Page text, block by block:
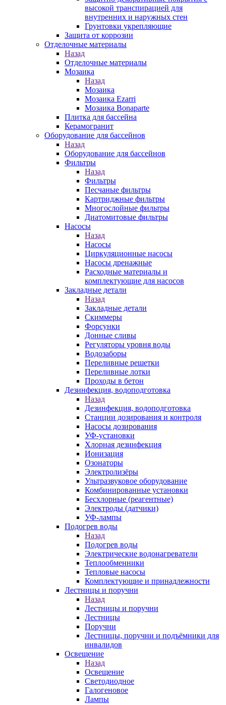
высокой транспирацией для
внутренних и наружных стен
Грунтовки укрепляющие
Защита от коррозии
Отделочные материалы
Назад
Отделочные материалы
Мозаика
Назад
Мозаика
Мозаика Ezarri
Мозаика Bonaparte
Плитка для бассейна
Керамогранит
Оборудование для бассейнов
Назад
Оборудование для бассейнов
Фильтры
Назад
Фильтры
Песчаные фильтры
Картриджные фильтры
Многослойные фильтры
Диатомитовые фильтры
Насосы
Назад
Насосы
Циркуляционные насосы
Насосы дренажные
Расходные материалы и
комплектующие для насосов
Закладные детали
Назад
Закладные детали
Скиммеры
Форсунки
Донные сливы
Регуляторы уровня воды
Водозаборы
Переливные решетки
Переливные лотки
Проходы в бетон
Дезинфекция, водоподготовка
Назад
Дезинфекция, водоподготовка
Станции дозирования и контроля
Насосы дозирования
УФ-установки
Хлорная дезинфекция
Ионизация
Озонаторы
Электролизёры
Ультразвуковое оборудование
Комбинированные установки
Бесхлорные (реагентные)
Электроды (датчики)
УФ-лампы
Подогрев воды
Назад
Подогрев воды
Электрические водонагреватели
Теплообменники
Тепловые насосы
Комплектующие и принадлежности
Лестницы и поручни
Назад
Лестницы и поручни
Лестницы
Поручни
Лестницы, поручни и подъёмники для
инвалидов
Освещение
Назад
Освещение
Светодиодное
Галогеновое
Лампы